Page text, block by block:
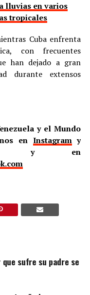
lluvias en varios
tropicales
Cuba enfrenta
con frecuentes
han dejado a gran
durante extensos
y el Mundo
en Instagramy
en
sufre su padre se